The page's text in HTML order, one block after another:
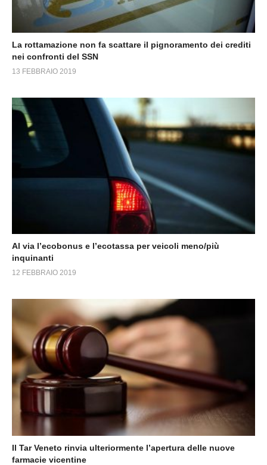
La rottamazione non fa scattare il pignoramento dei crediti
nei confronti del SSN
13 FEBBRAIO 2019
Al via l’ecobonus e l’ecotassa per veicoli meno/più
inquinanti
12 FEBBRAIO 2019
Il Tar Veneto rinvia ulteriormente l’apertura delle nuove
farmacie vicentine